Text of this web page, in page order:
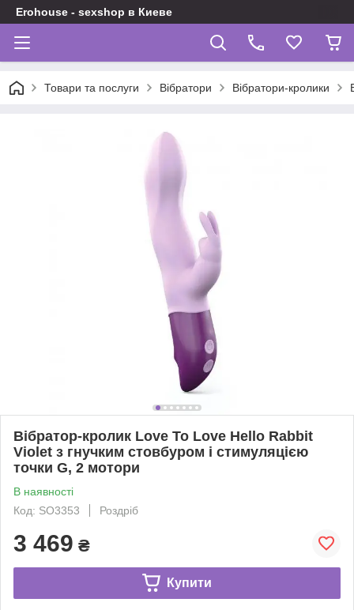
Erohouse - sexshop в Киеве
Товари та послуги Вібратори Вібратори-кролики
Вібратор-кролик Love To Love Hello Rabbit
Violet з гнучким стовбуром і стимуляцією
точки G, 2 мотори
В наявності
Код: SO3353
Роздріб
3 469 ₴
Купити